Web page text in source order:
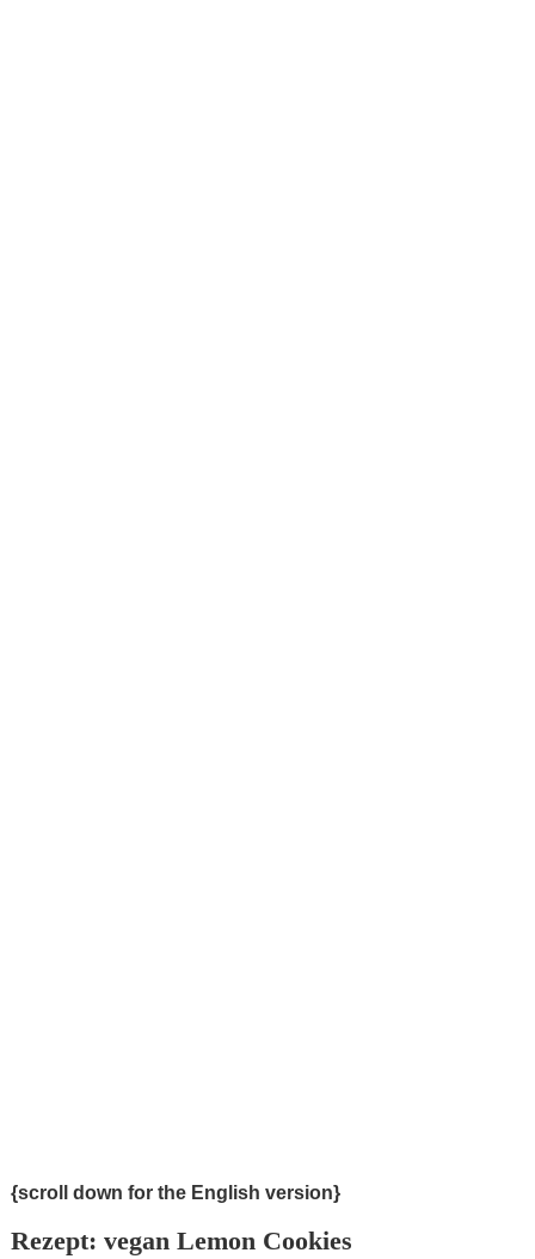
{scroll down for the English version}
Rezept: vegan Lemon Cookies